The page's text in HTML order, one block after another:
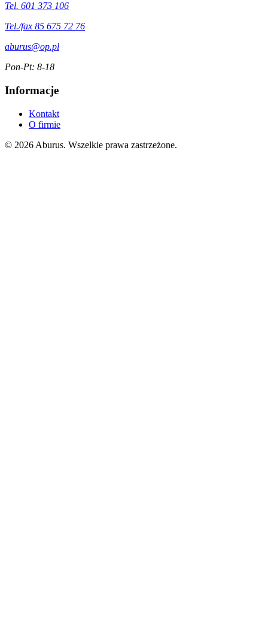
Tel. 601 373 106
Tel./fax 85 675 72 76
aburus@op.pl
Pon-Pt: 8-18
Informacje
Kontakt
O firmie
© 2026 Aburus. Wszelkie prawa zastrzeżone.